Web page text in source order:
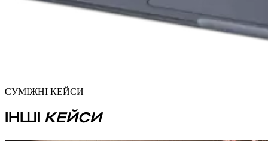
СУМІЖНІ КЕЙСИ
ІНШІ КЕЙСИ